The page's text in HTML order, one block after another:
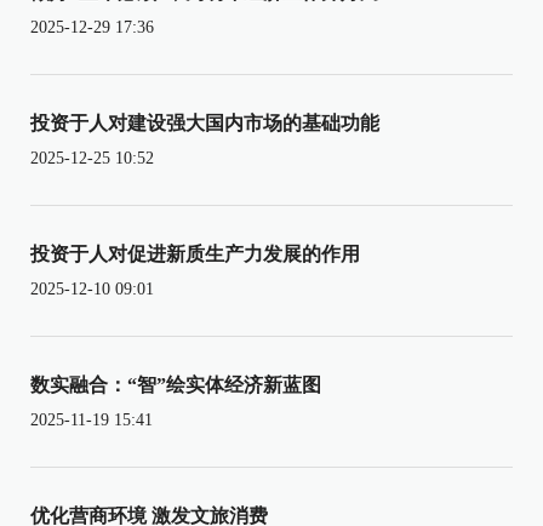
2025-12-29 17:36
投资于人对建设强大国内市场的基础功能
2025-12-25 10:52
投资于人对促进新质生产力发展的作用
2025-12-10 09:01
数实融合：“智”绘实体经济新蓝图
2025-11-19 15:41
优化营商环境 激发文旅消费